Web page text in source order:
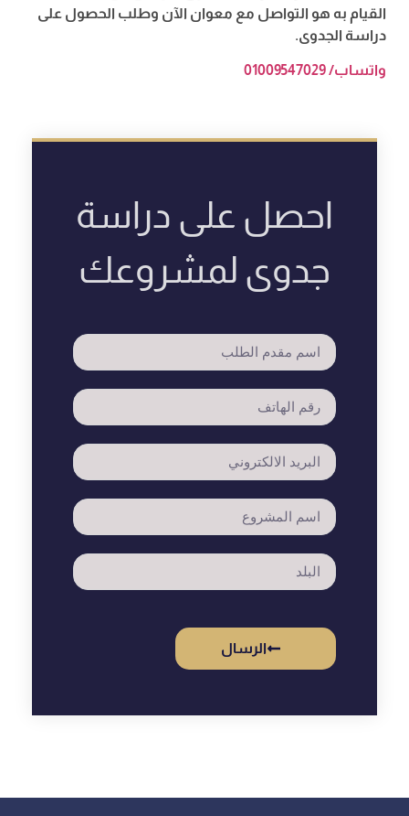
القيام به هو التواصل مع معوان الآن وطلب الحصول على
دراسة الجدوى.
واتساب/ 01009547029
احصل على دراسة
جدوى لمشروعك
الرسال